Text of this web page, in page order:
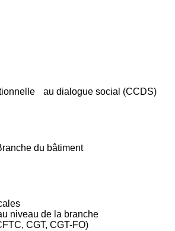
au dialogue social (CCDS)
du bâtiment
niveau de la branche
CGT, CGT-FO)